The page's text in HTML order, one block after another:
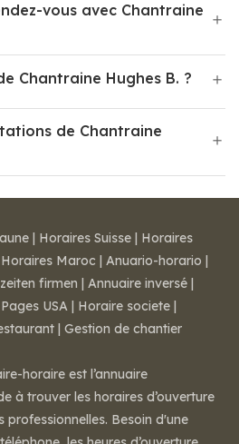
vous avec Chantraine
Chantraine Hughes B. ?
de Chantraine
| Horaires Suisse | Horaires
Horaires Maroc | Anuario-horario |
firmen | Annuaire inversé |
USA | Horaire societe |
| Gestion de chantier
horaire est l’annuaire
à trouver les horaires d’ouverture
professionnelles. Besoin d'une